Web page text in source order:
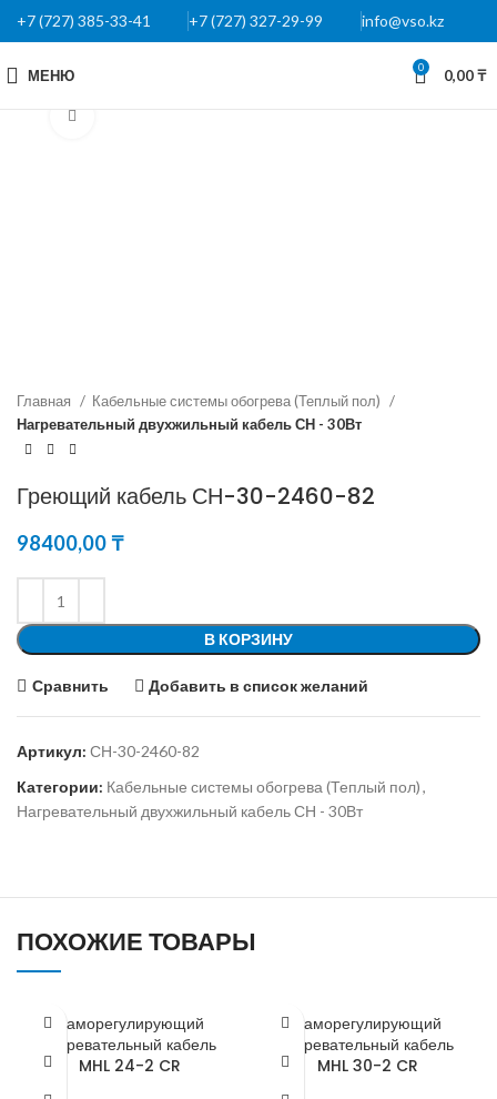
+7 (727) 385-33-41 +7 (727) 327-29-99 info@vso.kz
МЕНЮ 0 0,00₸
Главная
Кабельные системы обогрева (Теплый пол)
Нагревательный двухжильный кабель СН - 30Вт
Греющий кабель СН-30-2460-82
98400,00₸
В КОРЗИНУ
Сравнить Добавить в список желаний
Артикул: СН-30-2460-82
Категории: Кабельные системы обогрева (Теплый пол),
Нагревательный двухжильный кабель СН - 30Вт
ПОХОЖИЕ ТОВАРЫ
Саморегулирующий
нагревательный кабель
MHL 24-2 CR
Саморегулирующий
нагревательный кабель
MHL 30-2 CR